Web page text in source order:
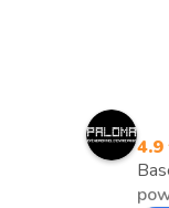
4.9